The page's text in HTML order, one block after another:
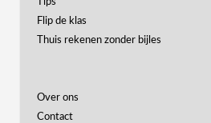
Tips
Flip de klas
Thuis rekenen zonder bijles
Over ons
Contact